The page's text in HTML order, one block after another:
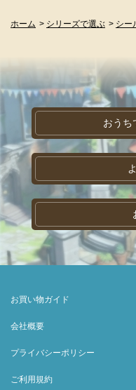
ホーム > シリーズで選ぶ > シー
おうち
お買い物ガイド
会社概要
プライバシーポリシー
ご利用規約